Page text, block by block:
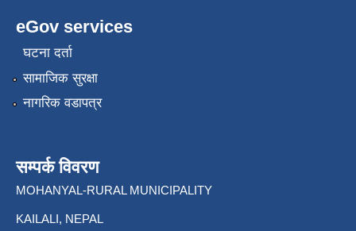
eGov services
घटना दर्ता
सामाजिक सुरक्षा
नागरिक वडापत्र
सम्पर्क विवरण
MOHANYAL-RURAL MUNICIPALITY
KAILALI, NEPAL